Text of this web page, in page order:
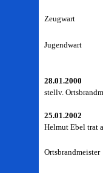
28.01.2000
stellv.
25.01.2002
Helmut Ebel trat